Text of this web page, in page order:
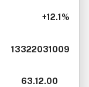
+12.1%
13322031009
63.12.00